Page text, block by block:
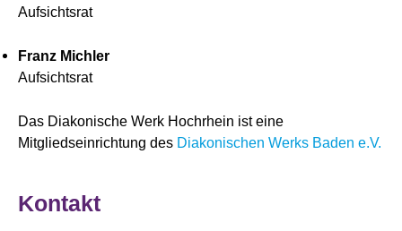
Aufsichtsrat
Franz Michler
Aufsichtsrat
Das Diakonische Werk Hochrhein ist eine
Mitgliedseinrichtung des Diakonischen Werks Baden e.V.
Kontakt